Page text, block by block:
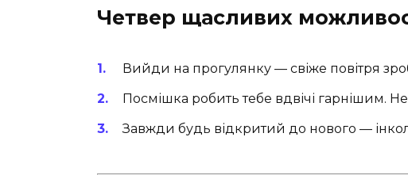
Четвер щасливих
Вийди на прогулянку — свіже повітря
Посмішка робить тебе вдвічі гарнішим.
Завжди будь відкритий до нового —